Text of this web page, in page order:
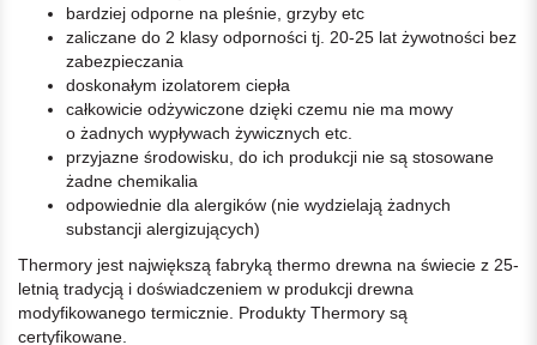
bardziej odporne na pleśnie, grzyby etc
zaliczane do 2 klasy odporności tj. 20-25 lat żywotności bez
zabezpieczania
doskonałym izolatorem ciepła
całkowicie odżywiczone dzięki czemu nie ma mowy
o żadnych wypływach żywicznych etc.
przyjazne środowisku, do ich produkcji nie są stosowane
żadne chemikalia
odpowiednie dla alergików (nie wydzielają żadnych
substancji alergizujących)
Thermory jest największą fabryką thermo drewna na świecie z 25-
letnią tradycją i doświadczeniem w produkcji drewna
modyfikowanego termicznie. Produkty Thermory są
certyfikowane.